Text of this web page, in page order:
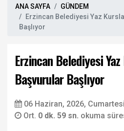
ANA SAYFA
GÜNDEM
Erzincan Belediyesi Yaz
Başlıyor
Erzincan Belediyesi
Başvurular Başlıyor
06 Haziran, 2026,
Ort. 0 dk. 59 sn. okuma